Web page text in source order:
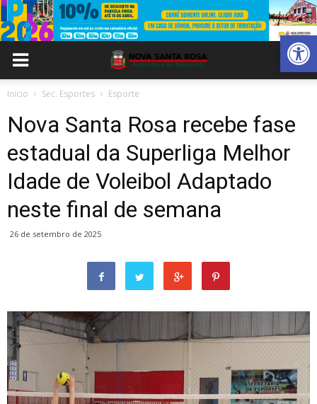
Abrir
Inicio Sec. Esportes Esporte
Nova Santa Rosa recebe fase
estadual da Superliga Melhor
Idade de Voleibol Adaptado
neste final de semana
26 de setembro de 2025